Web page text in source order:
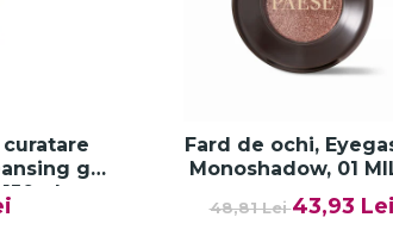
gel
Fard de ochi,
Monoshadow, 01
48,81 Lei43,93 Lei